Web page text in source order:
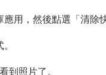
用，然後點選「清除快
照片了。